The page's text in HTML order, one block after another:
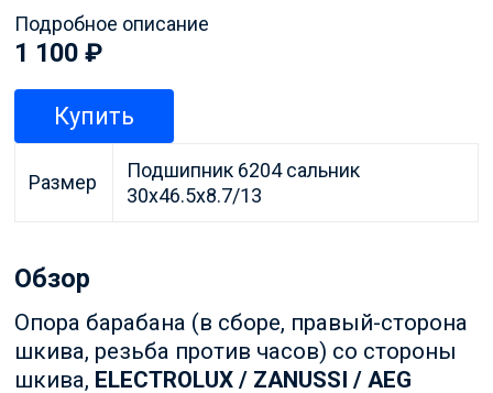
Подробное описание
1 100 ₽
Купить
Размер
Подшипник 6204 сальник
30x46.5x8.7/13
Обзор
Опора барабана (в сборе, правый-сторона
шкива, резьба против часов) со стороны
шкива, ELECTROLUX / ZANUSSI / AEG